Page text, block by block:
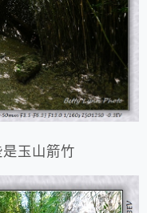
玉山箭竹